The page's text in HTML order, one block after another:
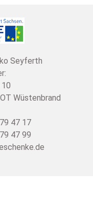
Seyferth
Wüstenbrand
47 17
47 99